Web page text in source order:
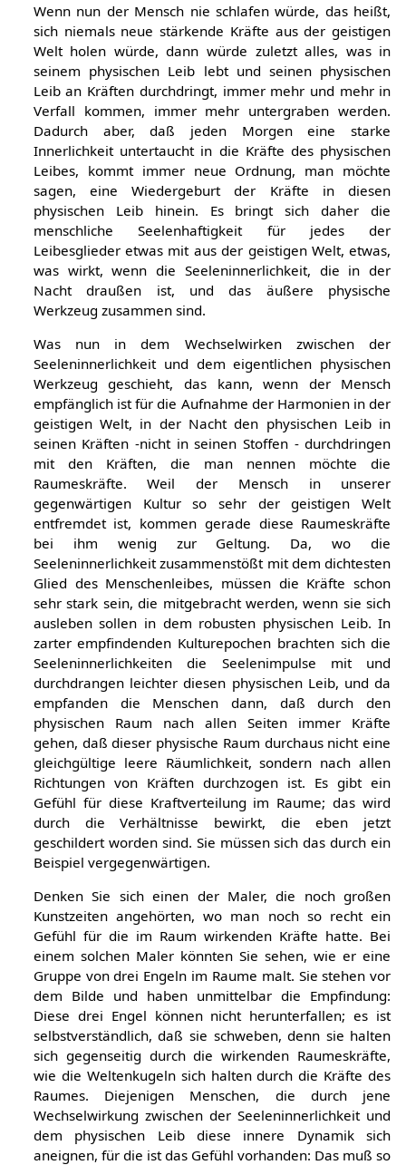
Wenn nun der Mensch nie schlafen würde, das heißt,
sich niemals neue stärkende Kräfte aus der geistigen
Welt holen würde, dann würde zuletzt alles, was in
seinem physischen Leib lebt und seinen physischen
Leib an Kräften durchdringt, immer mehr und mehr in
Verfall kommen, immer mehr untergraben werden.
Dadurch aber, daß jeden Morgen eine starke
Innerlichkeit untertaucht in die Kräfte des physischen
Leibes, kommt immer neue Ordnung, man möchte
sagen, eine Wiedergeburt der Kräfte in diesen
physischen Leib hinein. Es bringt sich daher die
menschliche Seelenhaftigkeit für jedes der
Leibesglieder etwas mit aus der geistigen Welt, etwas,
was wirkt, wenn die Seeleninnerlichkeit, die in der
Nacht draußen ist, und das äußere physische
Werkzeug zusammen sind.
Was nun in dem Wechselwirken zwischen der
Seeleninnerlichkeit und dem eigentlichen physischen
Werkzeug geschieht, das kann, wenn der Mensch
empfänglich ist für die Aufnahme der Harmonien in der
geistigen Welt, in der Nacht den physischen Leib in
seinen Kräften -nicht in seinen Stoffen - durchdringen
mit den Kräften, die man nennen möchte die
Raumeskräfte. Weil der Mensch in unserer
gegenwärtigen Kultur so sehr der geistigen Welt
entfremdet ist, kommen gerade diese Raumeskräfte
bei ihm wenig zur Geltung. Da, wo die
Seeleninnerlichkeit zusammenstößt mit dem dichtesten
Glied des Menschenleibes, müssen die Kräfte schon
sehr stark sein, die mitgebracht werden, wenn sie sich
ausleben sollen in dem robusten physischen Leib. In
zarter empfindenden Kulturepochen brachten sich die
Seeleninnerlichkeiten die Seelenimpulse mit und
durchdrangen leichter diesen physischen Leib, und da
empfanden die Menschen dann, daß durch den
physischen Raum nach allen Seiten immer Kräfte
gehen, daß dieser physische Raum durchaus nicht eine
gleichgültige leere Räumlichkeit, sondern nach allen
Richtungen von Kräften durchzogen ist. Es gibt ein
Gefühl für diese Kraftverteilung im Raume; das wird
durch die Verhältnisse bewirkt, die eben jetzt
geschildert worden sind. Sie müssen sich das durch ein
Beispiel vergegenwärtigen.
Denken Sie sich einen der Maler, die noch großen
Kunstzeiten angehörten, wo man noch so recht ein
Gefühl für die im Raum wirkenden Kräfte hatte. Bei
einem solchen Maler könnten Sie sehen, wie er eine
Gruppe von drei Engeln im Raume malt. Sie stehen vor
dem Bilde und haben unmittelbar die Empfindung:
Diese drei Engel können nicht herunterfallen; es ist
selbstverständlich, daß sie schweben, denn sie halten
sich gegenseitig durch die wirkenden Raumeskräfte,
wie die Weltenkugeln sich halten durch die Kräfte des
Raumes. Diejenigen Menschen, die durch jene
Wechselwirkung zwischen der Seeleninnerlichkeit und
dem physischen Leib diese innere Dynamik sich
aneignen, für die ist das Gefühl vorhanden: Das muß so